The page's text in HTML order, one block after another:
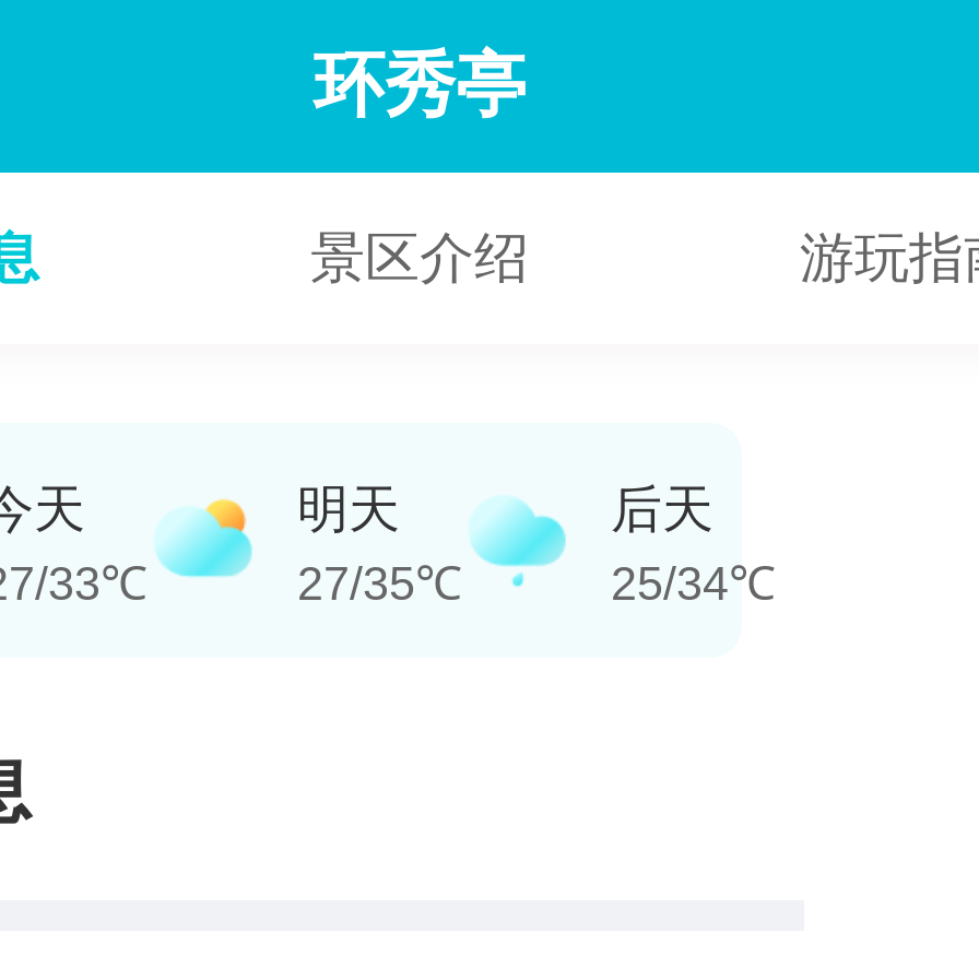
环秀亭
景区介绍 游玩指
天
33℃
明天
27/35℃
后天
25/34℃